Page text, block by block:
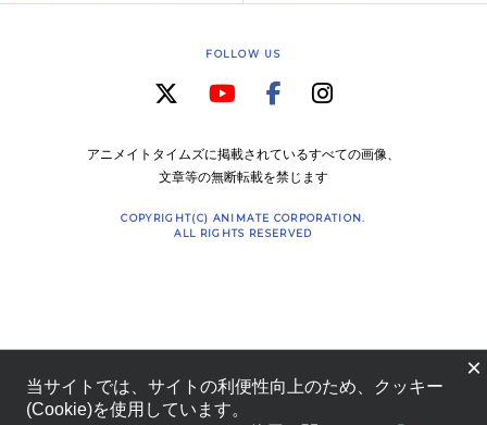
FOLLOW US
アニメイトタイムズに掲載されているすべての画像、
文章等の無断転載を禁じます
COPYRIGHT(C) ANIMATE CORPORATION.
ALL RIGHTS RESERVED
×
当サイトでは、サイトの利便性向上のため、クッキー
(Cookie)を使用しています。